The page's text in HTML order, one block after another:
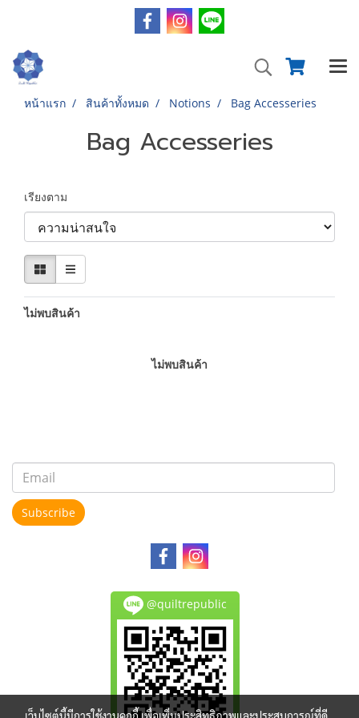
หน้าแรก สินค้าทั้งหมด Notions Bag Accesseries
Bag Accesseries
เรียงตาม
ไม่พบสินค้า
ไม่พบสินค้า
Subscribe
@quiltrepublic